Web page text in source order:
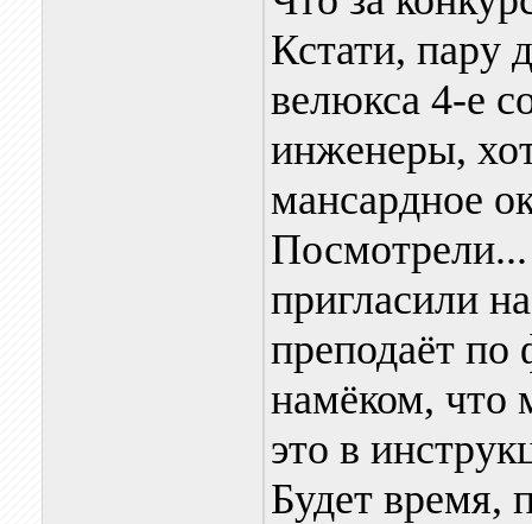
Кстати, пару
велюкса 4-е
инженеры,
мансардное
пригласили
преподаёт по
намёком, что
это в
Будет время,